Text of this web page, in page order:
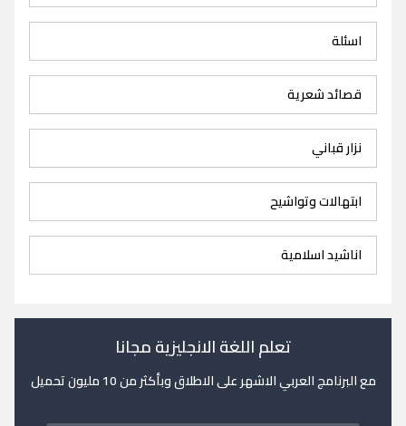
اسئلة
قصائد شعرية
نزار قباني
ابتهالات وتواشيح
اناشيد اسلامية
تعلم اللغة الانجليزية مجانا
مع البرنامج العربي الاشهر على الاطلاق وبأكثر من 10 مليون تحميل